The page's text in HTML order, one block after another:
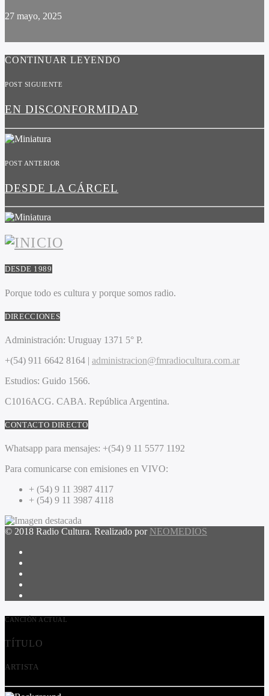
27 mayo, 2025
CONTINUAR LEYENDO
POST SIGUIENTE
EN DISCONFORMIDAD
POST ANTERIOR
DESDE LA CÁRCEL
DESDE 1989
Porque todo es cultura y porque somos radio.
DIRECCIONES
Administración: Uruguay 1371 5° P.
+(54) 911 6642 8164 | administracion@fmradiocultura.com.ar
Estudios: Guido 1566.
C1016ACG. CABA. República Argentina.
CONTACTO DIRECTO
Whatsapp para mensajes: +(54) 9 11 5577 1192
Para comunicarse con emisiones en VIVO:
+ (54) 9 11 3987 4117
+ (54) 9 11 3987 4118
© 2018 Radio Cultura. Realizado por NEOMEDIOS
CANCIÓN ACTUAL
TÍTULO
ARTISTA